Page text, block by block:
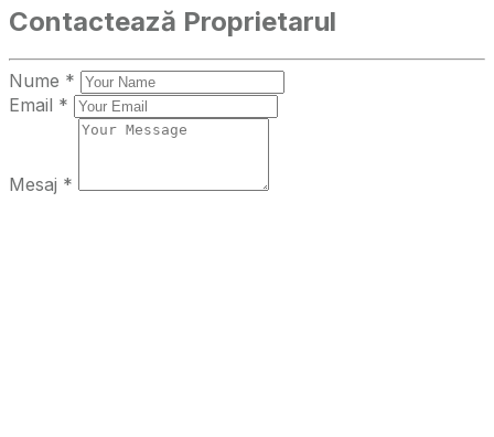
Contactează Proprietarul
Nume *
Email *
Mesaj *